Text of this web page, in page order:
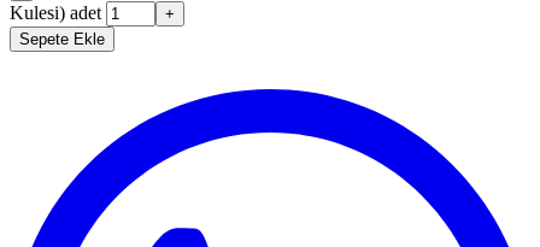
Kulesi) adet
+
Sepete Ekle